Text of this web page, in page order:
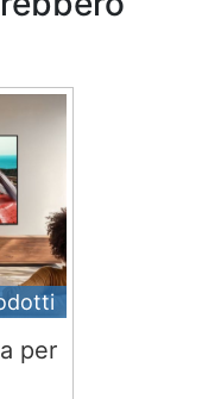
per